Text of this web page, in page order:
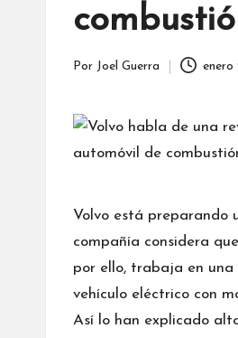
Por Joel Guerra enero
Volvo está preparando
compañía considera
por ello, trabaja en una
vehículo eléctrico con
Así lo han explicado